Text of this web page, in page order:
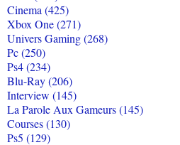
Cinema (425)
Xbox One (271)
Univers Gaming (268)
Pc (250)
Ps4 (234)
Blu-Ray (206)
Interview (145)
La Parole Aux Gameurs (145)
Courses (130)
Ps5 (129)